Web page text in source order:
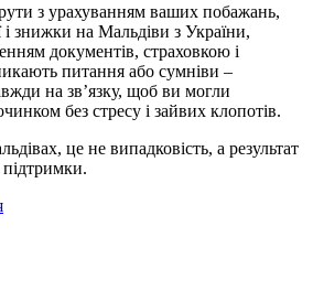
з урахуванням ваших побажань,
і знижки на Мальдіви з України,
документів, страховкою і
питання або сумніви –
на зв’язку, щоб ви могли
без стресу і зайвих клопотів.
це не випадковість, а результат